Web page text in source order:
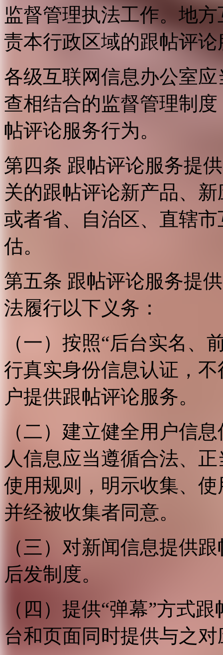
监督管理执法工作。地
责本行政区域的跟帖评
各级互联网信息办公室
查相结合的监督管理制
帖评论服务行为。
第四条 跟帖评论服务提
关的跟帖评论新产品、
或者省、自治区、直辖
估。
第五条 跟帖评论服务提
法履行以下义务：
（一）按照“后台实名、
行真实身份信息认证，
户提供跟帖评论服务。
（二）建立健全用户信
人信息应当遵循合法、
使用规则，明示收集、
并经被收集者同意。
（三）对新闻信息提供
后发制度。
（四）提供“弹幕”方式
台和页面同时提供与之